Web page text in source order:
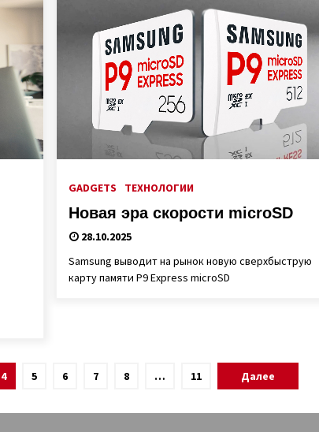
GADGETS ТЕХНОЛОГИИ
Новая эра скорости microSD
28.10.2025
Samsung выводит на рынок новую сверхбыструю
карту памяти P9 Express microSD
4 5 6 7 8 … 11 Далее